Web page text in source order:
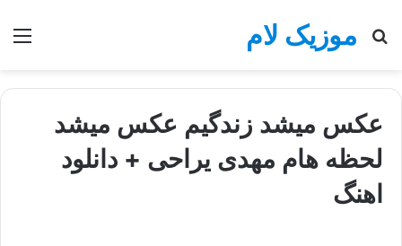
موزیک لام
جستجو
عكس میشد زندگيم عكس میشد
لحظه هام مهدی یراحی + دانلود
اهنگ